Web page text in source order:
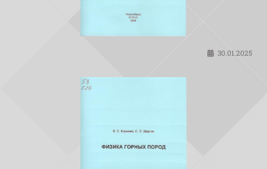
30.01.2025